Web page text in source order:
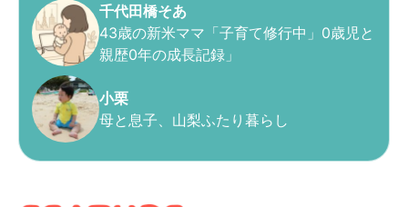
千代田橋そあ
43歳の新米ママ「子育て修行中」0歳児と
親歴0年の成長記録」
小栗
母と息子、山梨ふたり暮らし